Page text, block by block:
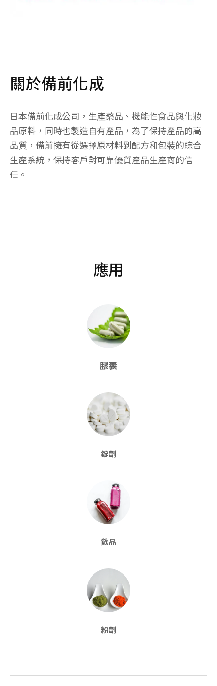
關於備前化成
日本備前化成公司，生產藥品、機能性食品與化妝
品原料，同時也製造自有產品，為了保持產品的高
品質，備前擁有從選擇原材料到配方和包裝的綜合
生產系統，保持客戶對可靠優質產品生產商的信
任。
應用
膠囊
錠劑
飲品
粉劑